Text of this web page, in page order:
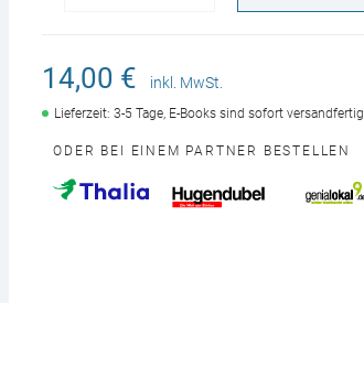
14,00 € inkl. MwSt.
Lieferzeit: 3-5 Tage, E-Books sind sofort versandfertig
ODER BEI EINEM PARTNER BESTELLEN